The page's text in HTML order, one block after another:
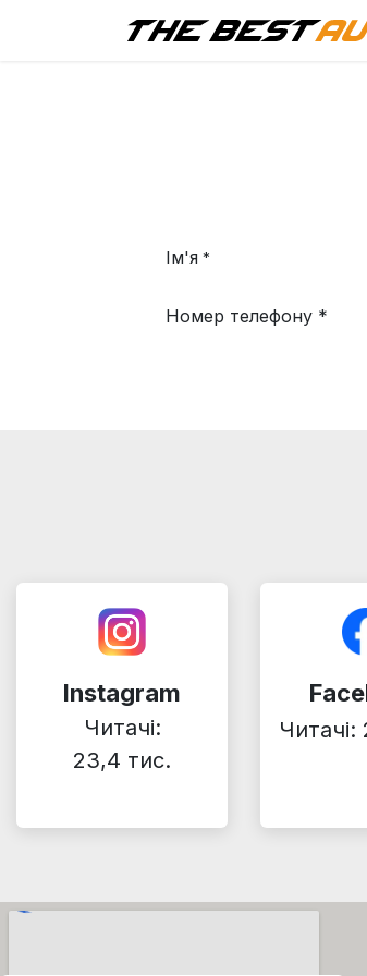
Ім'я *
Номер телефону *
Instagram
Читачі:
23,4 тис.
Читачі: